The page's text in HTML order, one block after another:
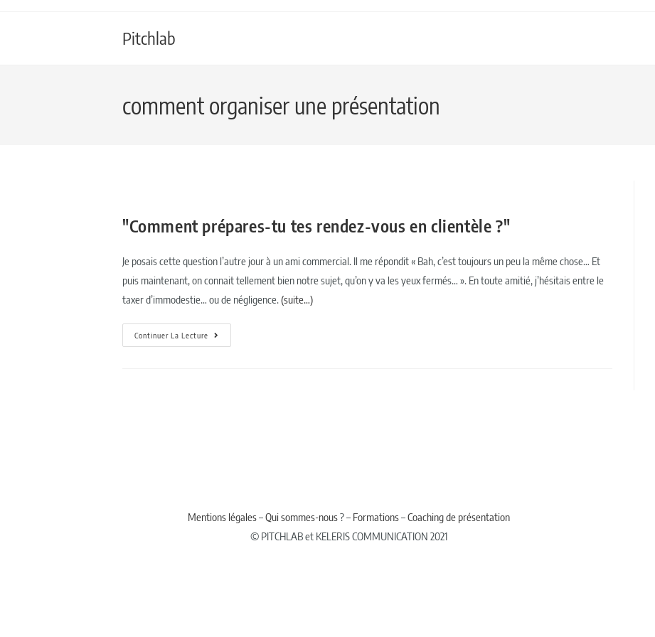
Pitchlab
comment organiser une présentation
"Comment prépares-tu tes rendez-vous en clientèle ?"
Je posais cette question l’autre jour à un ami commercial. Il me répondit « Bah, c’est toujours un peu la même chose… Et
puis maintenant, on connait tellement bien notre sujet, qu’on y va les yeux fermés… ». En toute amitié, j’hésitais entre le
taxer d’immodestie… ou de négligence.(suite…)
Continuer La Lecture
Mentions légales–Qui sommes-nous? – Formations–Coaching de présentation
© PITCHLAB et KELERIS COMMUNICATION 2021